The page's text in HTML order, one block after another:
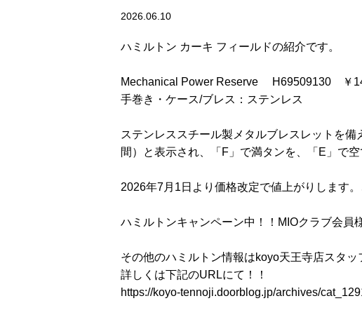
2026.06.10
ハミルトン カーキ フィールドの紹介です。
Mechanical Power Reserve H69509130 ￥
手巻き・ケース/ブレス：ステンレス
ステンレススチール製メタルブレスレットを
間）と表示され、「F」で満タンを、「E」で
2026年7月1日より価格改定で値上がりします
ハミルトンキャンペーン中！！MIOクラブ会員
その他のハミルトン情報はkoyo天王寺店スタッ
詳しくは下記のURLにて！！
https://koyo-tennoji.doorblog.jp/archives/